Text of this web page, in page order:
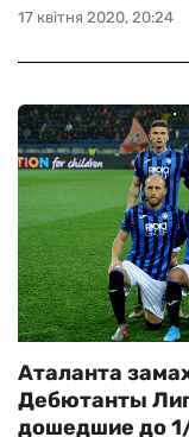
17 квітня 2020, 20:24
Аталанта
Дебютанты
дошедшие до